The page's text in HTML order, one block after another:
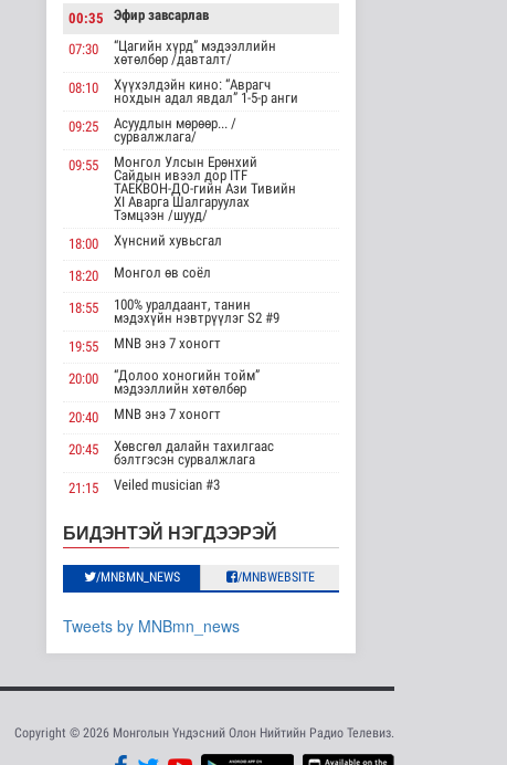
баатарлаг тууль" эрдэм
шин..
Танин мэдэхүй
17 цаг 28 минутын өмнө
МҮОНРТ-ийн Үндэсний
зөвлөлийн даргаар
Н.Монсор д..
Нийгэм
18 цаг 32 минутын өмнө
АНУ полисиликон
бүтээгдэхүүнд 15
Дэлхийд
18 цаг 37 минутын өмнө
Торгоны замын цуваа
6000 гаруй километр
зам туул..
Байгаль орчин
18 цаг 41 минутын өмнө
“Турбингенерат..
18 цаг 55 минутын өмнө
зөвлөлдөх хэлэлцүүлэг
18 цаг 58 минутын өмнө
“Нүүрс-пиролизын
00:35 Эфир завсарлав
07:30
“Цагийн хүрд” мэдээллийн
хөтөлбөр /давталт/
08:10
Хүүхэлдэйн кино: “Аврагч
нохдын адал явдал” 1-5-р анги
09:25
Асуудлын мөрөөр... /
сурвалжлага/
09:55
Монгол Улсын Ерөнхий
Сайдын ивээл дор ITF
ТАЕКВОН-ДО-гийн Ази Тивийн
XI Аварга Шалгаруулах
Тэмцээн /шууд/
18:00
Хүнсний хувьсгал
18:20 Монгол өв соёл
18:55
100% уралдаант, танин
мэдэхүйн нэвтрүүлэг S2 #9
19:55
MNB энэ 7 хоногт
20:00
“Долоо хоногийн тойм”
мэдээллийн хөтөлбөр
20:40
MNB энэ 7 хоногт
20:45
Хөвсгөл далайн тахилгаас
бэлтгэсэн сурвалжлага
21:15
Veiled musician #3
23:35
“Гэрэлтэй цонх” үдшийн
хөтөлбөр
БИДЭНТЭЙ НЭГДЭЭРЭЙ
/MNBMN_NEWS /MNBWEBSITE
Tweets by MNBmn_news
Copyright © 2026 Монголын Үндэсний Олон Нийтийн Радио Телевиз.